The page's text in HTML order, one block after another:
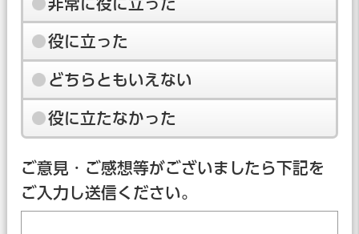
非常に役に立った
役に立った
どちらともいえない
役に立たなかった
ご意見・ご感想等がございましたら下記を
ご入力し送信ください。